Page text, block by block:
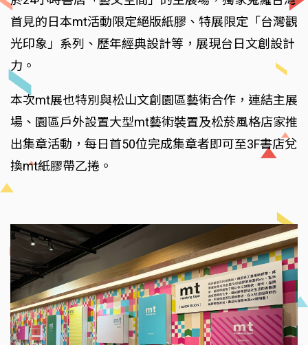
首見的日本mt活動限定絕版紙膠、特展限定「台灣觀
光印象」系列、歷年經典設計等，展現台日文創設計
力。
本次mt展也特別與松山文創園區藝術合作，連結主展
場、園區戶外設置大型mt藝術裝置及松菸風格店家推
出集章活動，每日首50位完成集章者即可至3F書店兌
換mt紙膠帶乙捲。